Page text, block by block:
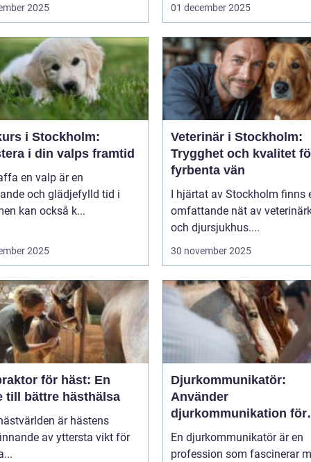
2025 01 december 2025
i Stockholm:
i din valps framtid
en valp är en
och glädjefylld tid i
kan också k...
2025
Veterinär i Stockholm:
Trygghet och kvalitet
fyrbenta vän
I hjärtat av Stockholm finns
omfattande nät av
och djursjukhus....
30 november 2025
för häst: En
till bättre hästhälsa
är hästens
av yttersta vikt för
Djurkommunikatör:
Använder
djurkommunikation för
behandling av djur
En djurkommunikatör är en
profession som fascinerar